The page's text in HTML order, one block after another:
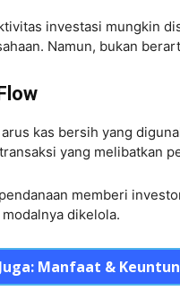
investasi mungkin
Namun, bukan
kas bersih yang
yang melibatkan
memberi
dikelola.
Manfaat &